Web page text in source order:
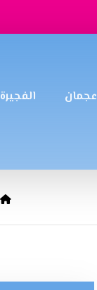
عجمان الفجيرة